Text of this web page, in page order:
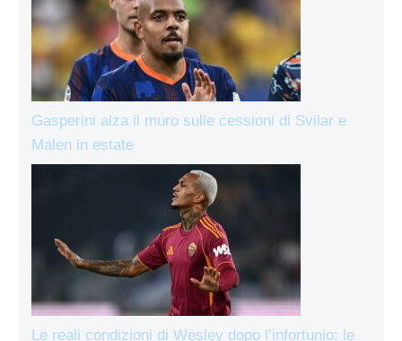
Gasperini alza il muro sulle cessioni di Svilar e
Malen in estate
Le reali condizioni di Wesley dopo l’infortunio: le